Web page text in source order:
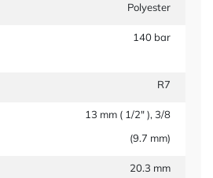
Polyester
140 bar
R7
13 mm ( 1/2" ), 3/8
(9.7 mm)
20.3 mm